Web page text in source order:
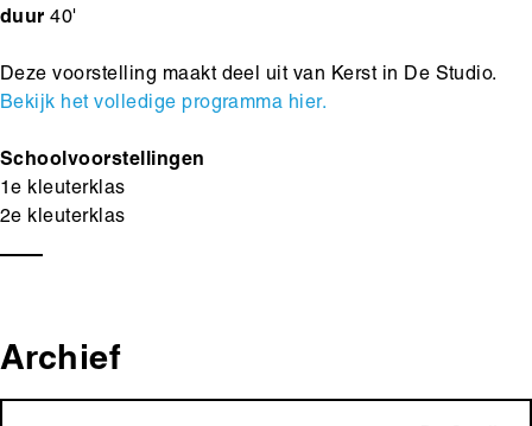
duur 40'
Deze voorstelling maakt deel uit van Kerst in De Studio.
Bekijk het volledige programma hier.
Schoolvoorstellingen
1e kleuterklas
2e kleuterklas
Archief